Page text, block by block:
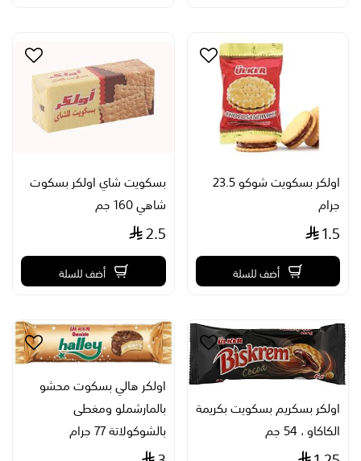
اولكر بسكويت شوكو 23.5
جرام
1.5
أضف للسلة
بسكويت شاي اولكر بسكوت
شاهي 160 جم
2.5
أضف للسلة
اولكر بسكريم بسكويت بكريمة
الكاكاو ، 54 جم
اولكر هالي بسكوت محشو
بالمارشملو ومغطى
بالشوكولاتة 77 جرام